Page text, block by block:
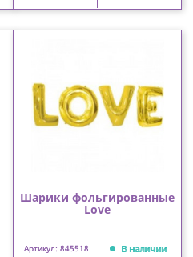
Шарики фольгированные
Love
Артикул: 845518 В наличии